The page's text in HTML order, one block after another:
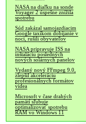
NASA na diaľku na sonde
Voyager 2 úspešne znížila
spotrebu
Súd zakázal samojazdiacim
Google taxíkom dobíjanie v
noci, rušili obyvateľov
NASA pripravuje ISS na
inštaláciu posledných
nových solárnych panelov
Vydaný nový FFmpeg 9.0,
zlepšil akceleráciu
profesionálnych formátov
videa
Microsoft v čase drahých
pamätí sľubuje
optimalizovať spotrebu
RAM vo Windows 11